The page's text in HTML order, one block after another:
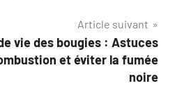
Article suivant
vie des bougies : Astuces
et éviter la fumée
noire